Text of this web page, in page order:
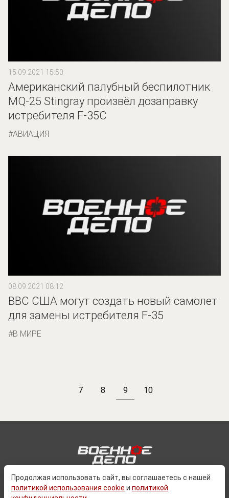
15.09.2021 15:50
Американский палубный беспилотник
MQ-25 Stingray произвёл дозаправку
истребителя F-35C
АВИАЦИЯ
08.09.2021 08:12
ВВС США могут создать новый самолет
для замены истребителя F-35
В МИРЕ
7 8 9 10
Продолжая использовать сайт, вы соглашаетесь с нашей
политикой использования cookie и политикой
О ПРОЕКТЕ